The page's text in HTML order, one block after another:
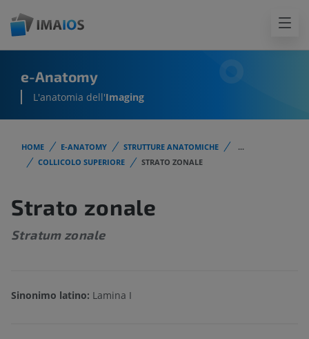
e-Anatomy
L'anatomia dell'Imaging
HOME E-ANATOMY STRUTTURE ANATOMICHE
...
COLLICOLO SUPERIORE
STRATO ZONALE
Strato zonale
Stratum zonale
Sinonimo latino: Lamina I